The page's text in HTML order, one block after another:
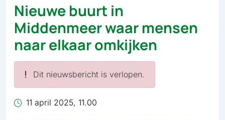
Nieuwe buurt in
Middenmeer waar mensen
naar elkaar omkijken
Dit nieuwsbericht is verlopen.
11 april 2025, 11.00